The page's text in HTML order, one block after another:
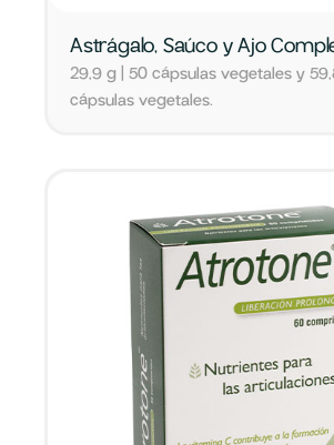
Astrágalo, Saúco y Ajo
29,9 g | 50 cápsulas vegetales y
cápsulas vegetales.